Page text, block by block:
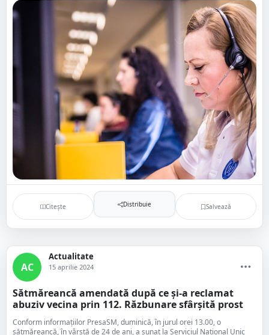
Citește Distribuie Salvează
AC
Actualitate
15 aprilie 2024
Sătmăreancă amendată după ce și-a reclamat
abuziv vecina prin 112. Răzbunare sfârșită prost
Conform informațiilor PresaSM, duminică, în jurul orei 13.00, o
sătmăreancă, în vârstă de 24 de ani, a sunat la Serviciul Național Unic